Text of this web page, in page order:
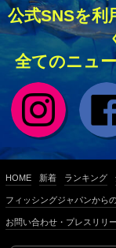
公式SNSを利
全てのニュ
HOME 新着 ランキング
フィッシングジャパンから
お問い合わせ・プレスリリ